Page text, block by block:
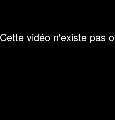
Cette vidéo n'existe pas